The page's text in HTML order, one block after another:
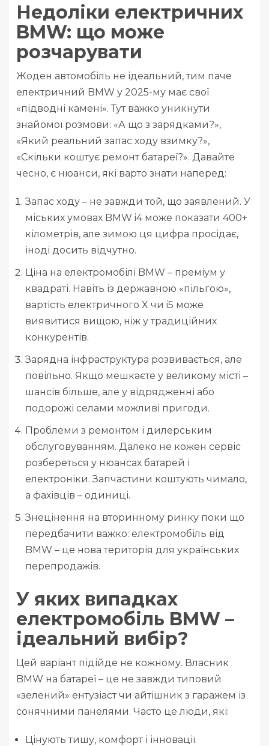
Недоліки електричних
BMW: що може
розчарувати
Жоден автомобіль не ідеальний, тим паче
електричний BMW у 2025-му має свої
«підводні камені». Тут важко уникнути
знайомої розмови: «А що з зарядками?»,
«Який реальний запас ходу взимку?»,
«Скільки коштує ремонт батареї?». Давайте
чесно, є нюанси, які варто знати наперед:
Запас ходу – не завжди той, що заявлений. У
міських умовах BMW i4 може показати 400+
кілометрів, але зимою ця цифра просідає,
іноді досить відчутно.
Ціна на електромобілі BMW – преміум у
квадраті. Навіть із державною «пільгою»,
вартість електричного X чи i5 може
виявитися вищою, ніж у традиційних
конкурентів.
Зарядна інфраструктура розвивається, але
повільно. Якщо мешкаєте у великому місті –
шансів більше, але у відрядженні або
подорожі селами можливі пригоди.
Проблеми з ремонтом і дилерським
обслуговуванням. Далеко не кожен сервіс
розбереться у нюансах батарей і
електроніки. Запчастини коштують чимало,
а фахівців – одиниці.
Знецінення на вторинному ринку поки що
передбачити важко: електромобіль від
BMW – це нова територія для українських
перепродажів.
У яких випадках
електромобіль BMW –
ідеальний вибір?
Цей варіант підійде не кожному. Власник
BMW на батареї – це не завжди типовий
«зелений» ентузіаст чи айтішник з гаражем із
сонячними панелями. Часто це люди, які:
Цінують тишу, комфорт і інновації.